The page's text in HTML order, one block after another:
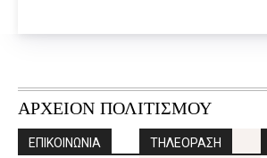
ΑΡΧΕΙΟΝ ΠΟΛΙΤΙΣΜΟΥ
ΕΠΙΚΟΙΝΩΝΙΑ ΤΗΛΕΟΡΑΣΗ